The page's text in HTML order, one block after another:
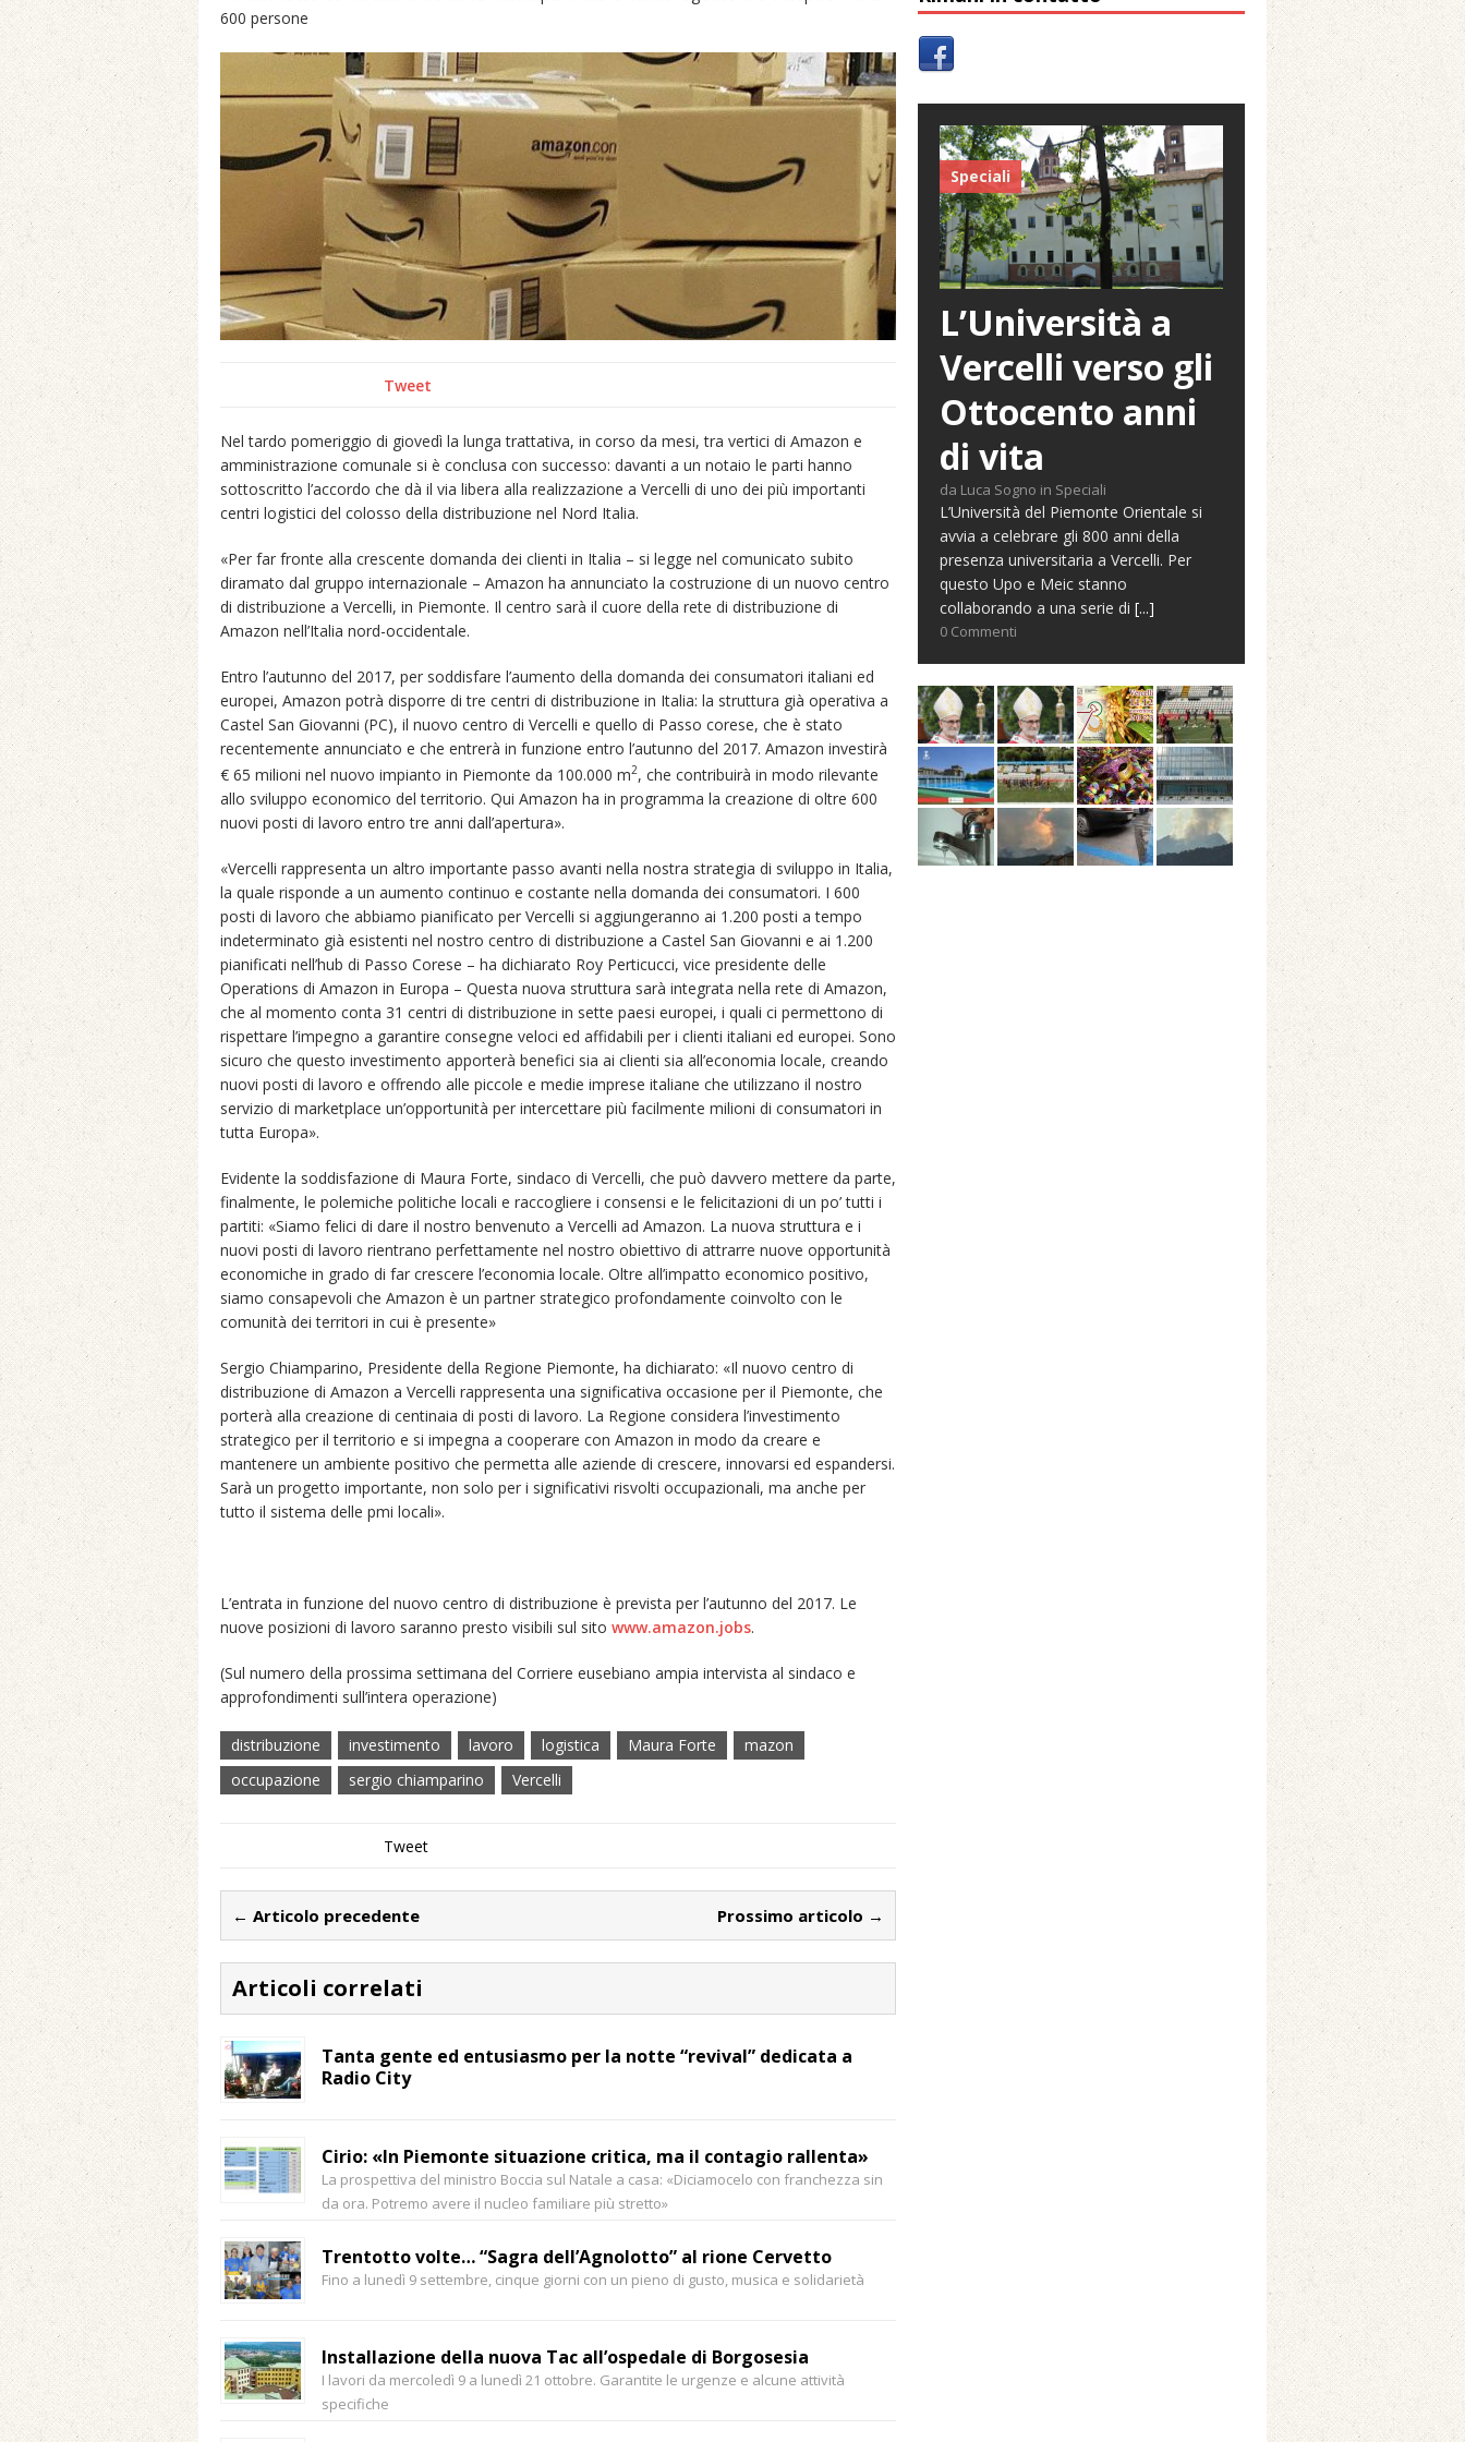
600 persone
Tweet
Nel tardo pomeriggio di giovedì la lunga trattativa, in corso da mesi, tra vertici di Amazon e
amministrazione comunale si è conclusa con successo: davanti a un notaio le parti hanno
sottoscritto l’accordo che dà il via libera alla realizzazione a Vercelli di uno dei più importanti
centri logistici del colosso della distribuzione nel Nord Italia.
«Per far fronte alla crescente domanda dei clienti in Italia – si legge nel comunicato subito
diramato dal gruppo internazionale – Amazon ha annunciato la costruzione di un nuovo centro
di distribuzione a Vercelli, in Piemonte. Il centro sarà il cuore della rete di distribuzione di
Amazon nell’Italia nord-occidentale.
Entro l’autunno del 2017, per soddisfare l’aumento della domanda dei consumatori italiani ed
europei, Amazon potrà disporre di tre centri di distribuzione in Italia: la struttura già operativa a
Castel San Giovanni (PC), il nuovo centro di Vercelli e quello di Passo corese, che è stato
recentemente annunciato e che entrerà in funzione entro l’autunno del 2017. Amazon investirà
€ 65 milioni nel nuovo impianto in Piemonte da 100.000 m2, che contribuirà in modo rilevante
allo sviluppo economico del territorio. Qui Amazon ha in programma la creazione di oltre 600
nuovi posti di lavoro entro tre anni dall’apertura».
«Vercelli rappresenta un altro importante passo avanti nella nostra strategia di sviluppo in Italia,
la quale risponde a un aumento continuo e costante nella domanda dei consumatori. I 600
posti di lavoro che abbiamo pianificato per Vercelli si aggiungeranno ai 1.200 posti a tempo
indeterminato già esistenti nel nostro centro di distribuzione a Castel San Giovanni e ai 1.200
pianificati nell’hub di Passo Corese – ha dichiarato Roy Perticucci, vice presidente delle
Operations di Amazon in Europa – Questa nuova struttura sarà integrata nella rete di Amazon,
che al momento conta 31 centri di distribuzione in sette paesi europei, i quali ci permettono di
rispettare l’impegno a garantire consegne veloci ed affidabili per i clienti italiani ed europei. Sono
sicuro che questo investimento apporterà benefici sia ai clienti sia all’economia locale, creando
nuovi posti di lavoro e offrendo alle piccole e medie imprese italiane che utilizzano il nostro
servizio di marketplace un’opportunità per intercettare più facilmente milioni di consumatori in
tutta Europa».
Evidente la soddisfazione di Maura Forte, sindaco di Vercelli, che può davvero mettere da parte,
finalmente, le polemiche politiche locali e raccogliere i consensi e le felicitazioni di un po’ tutti i
partiti: «Siamo felici di dare il nostro benvenuto a Vercelli ad Amazon. La nuova struttura e i
nuovi posti di lavoro rientrano perfettamente nel nostro obiettivo di attrarre nuove opportunità
economiche in grado di far crescere l’economia locale. Oltre all’impatto economico positivo,
siamo consapevoli che Amazon è un partner strategico profondamente coinvolto con le
comunità dei territori in cui è presente»
Sergio Chiamparino, Presidente della Regione Piemonte, ha dichiarato: «Il nuovo centro di
distribuzione di Amazon a Vercelli rappresenta una significativa occasione per il Piemonte, che
porterà alla creazione di centinaia di posti di lavoro. La Regione considera l’investimento
strategico per il territorio e si impegna a cooperare con Amazon in modo da creare e
mantenere un ambiente positivo che permetta alle aziende di crescere, innovarsi ed espandersi.
Sarà un progetto importante, non solo per i significativi risvolti occupazionali, ma anche per
tutto il sistema delle pmi locali».
L’entrata in funzione del nuovo centro di distribuzione è prevista per l’autunno del 2017. Le
nuove posizioni di lavoro saranno presto visibili sul sito www.amazon.jobs.
(Sul numero della prossima settimana del Corriere eusebiano ampia intervista al sindaco e
approfondimenti sull’intera operazione)
distribuzione investimento lavoro logistica Maura Forte
mazon
occupazione
sergio chiamparino Vercelli
Tweet
← Articolo precedente Prossimo articolo →
Articoli correlati
Tanta gente ed entusiasmo per la notte “revival” dedicata a
Radio City
Cirio: «In Piemonte situazione critica, ma il contagio rallenta»
La prospettiva del ministro Boccia sul Natale a casa: «Diciamocelo con franchezza sin
da ora. Potremo avere il nucleo familiare più stretto»
Trentotto volte… “Sagra dell’Agnolotto” al rione Cervetto
Fino a lunedì 9 settembre, cinque giorni con un pieno di gusto, musica e solidarietà
Installazione della nuova Tac all’ospedale di Borgosesia
I lavori da mercoledì 9 a lunedì 21 ottobre. Garantite le urgenze e alcune attività
specifiche
Speciali
L’Università a
Vercelli verso gli
Ottocento anni
di vita
da Luca Sogno in Speciali
L’Università del Piemonte Orientale si
avvia a celebrare gli 800 anni della
presenza universitaria a Vercelli. Per
questo Upo e Meic stanno
collaborando a una serie di [...]
0 Commenti